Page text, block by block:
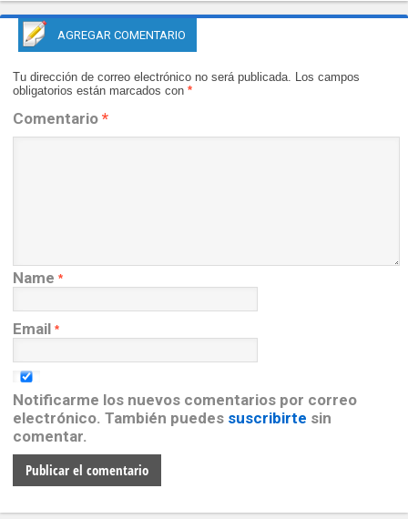
AGREGAR COMENTARIO
Tu dirección de correo electrónico no será publicada. Los campos
obligatorios están marcados con *
Comentario *
Name *
Email *
Notificarme los nuevos comentarios por correo
electrónico. También puedes suscribirte sin
comentar.